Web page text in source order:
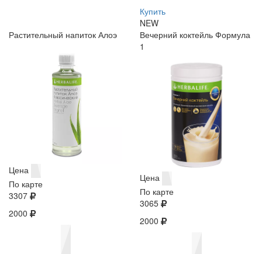
Купить
NEW
Растительный напиток Алоэ
Цена
По карте
3307
2000
Вечерний коктейль Формула
1
Цена
По карте
3065
2000